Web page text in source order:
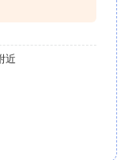
近